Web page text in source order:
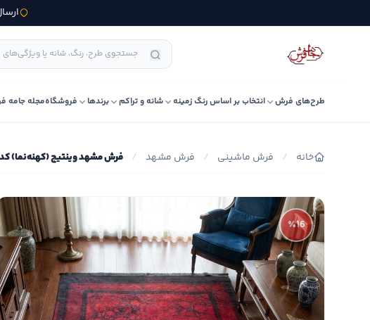
طرح‌های فرش انتخاب بر اساس رنگ زمینه شانه و تراکم برندها فروشگاهمجله جامه
خانه / فرش ماشینی / فرش مشهد / فرش مشهد وینتیج (کهنه‌نما) کد 871310
٪16